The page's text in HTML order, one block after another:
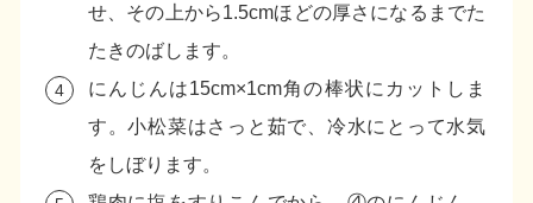
せ、その上から1.5cmほどの厚さになるまでた
たきのばします。
にんじんは15cm×1cm角の棒状にカットしま
す。小松菜はさっと茹で、冷水にとって水気
をしぼります。